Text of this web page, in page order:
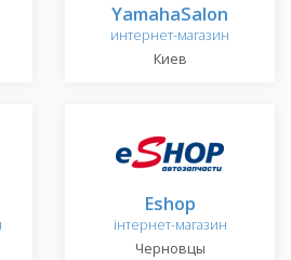
YamahaSalon
интернет-магазин
Киев
Eshop
інтернет-магазин
Черновцы